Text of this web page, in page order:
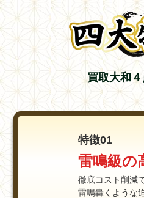
買取大和
特徴01
雷鳴級の
徹底コスト削減
雷鳴轟くような